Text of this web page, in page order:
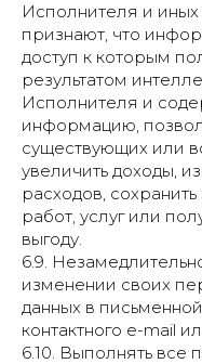
Исполнителя и иных
признают, что
доступ к которым
результатом
Исполнителя и
информацию,
существующих или
увеличить доходы,
расходов,
работ, услуг или
выгоду.
6.9.
изменении своих
данных в
контактного e-mail
6.10. Выполнять все